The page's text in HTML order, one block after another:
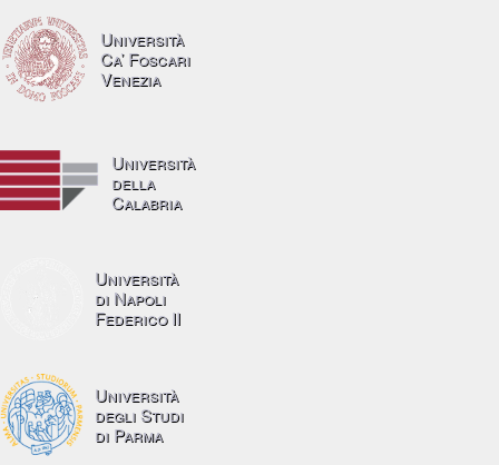
Università
Ca’ Foscari
Venezia
Università
della
Calabria
Università
di Napoli
Federico II
Università
degli Studi
di Parma